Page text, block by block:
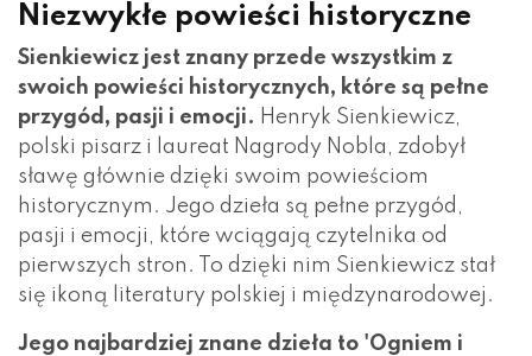
Niezwykłe powieści historyczne
Sienkiewicz jest znany przede wszystkim z
swoich powieści historycznych, które są pełne
przygód, pasji i emocji. Henryk Sienkiewicz,
polski pisarz i laureat Nagrody Nobla, zdobył
sławę głównie dzięki swoim powieściom
historycznym. Jego dzieła są pełne przygód,
pasji i emocji, które wciągają czytelnika od
pierwszych stron. To dzięki nim Sienkiewicz stał
się ikoną literatury polskiej i międzynarodowej.
Jego najbardziej znane dzieła to 'Ogniem i